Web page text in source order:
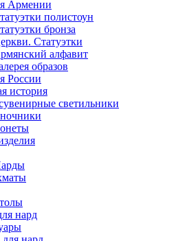
Армении
полистоун
бронза
Статуэтки
алфавит
образов
России
история
светильники
нард